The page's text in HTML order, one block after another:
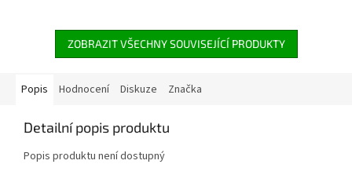
ZOBRAZIT VŠECHNY SOUVISEJÍCÍ PRODUKTY
Popis Hodnocení Diskuze Značka
Detailní popis produktu
Popis produktu není dostupný